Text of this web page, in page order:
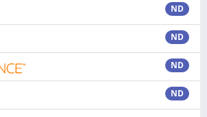
ND
ND
ND
ND